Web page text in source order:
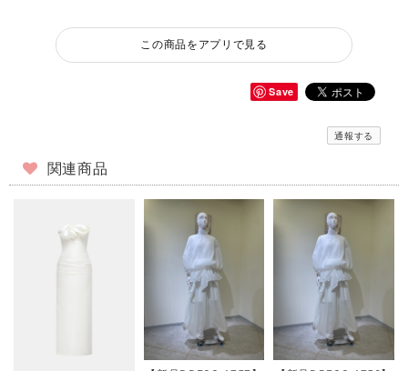
この商品をアプリで見る
Save
通報する
関連商品